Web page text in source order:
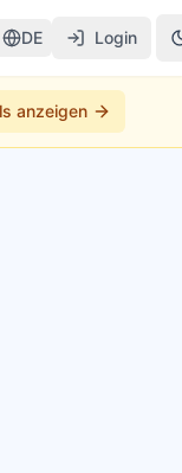
DE Login
anzeigen